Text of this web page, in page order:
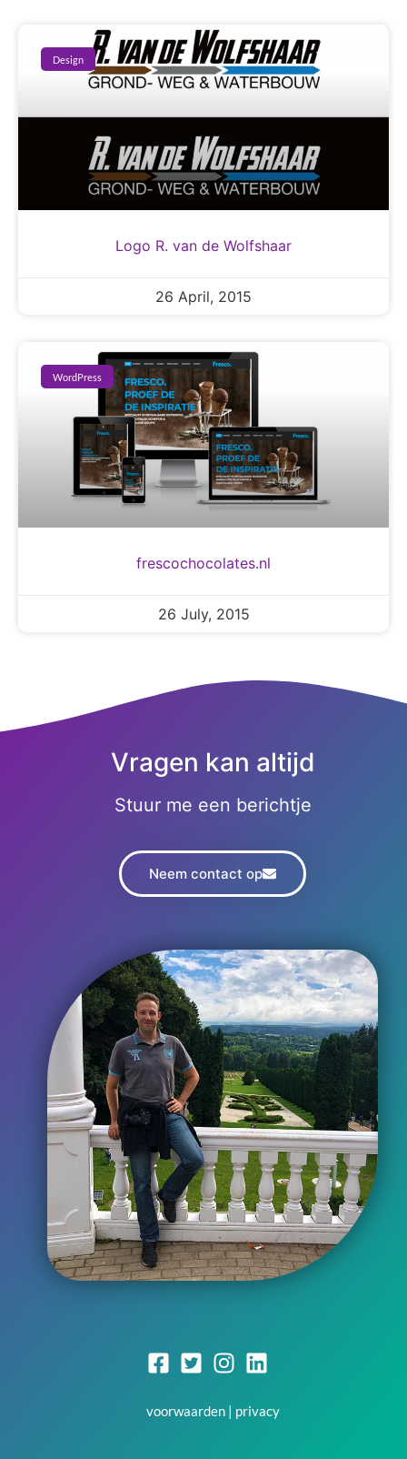
Design
Logo R. van de Wolfshaar
26 April, 2015
WordPress
frescochocolates.nl
26 July, 2015
Vragen kan altijd
Stuur me een berichtje
Neem contact op
voorwaarden| privacy